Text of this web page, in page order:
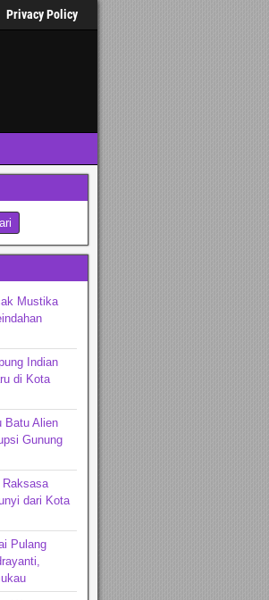
Privacy Policy
Mustika
Indian
di Kota
Batu Alien
Gunung
Raksasa
dari Kota
Pulang